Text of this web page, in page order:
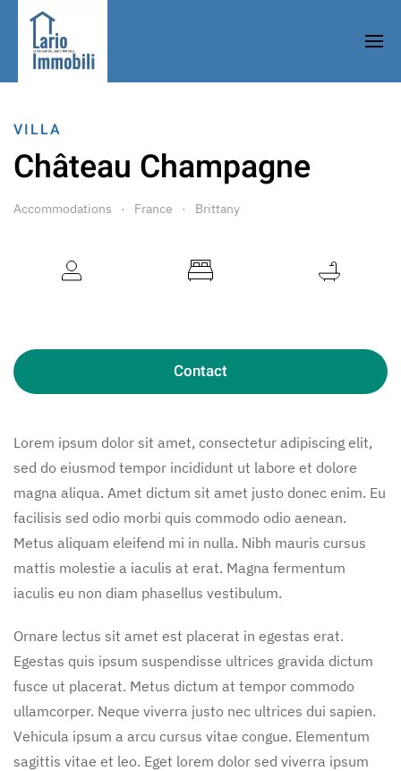
VILLA
Château Champagne
Accommodations France Brittany
Contact
Lorem ipsum dolor sit amet, consectetur adipiscing elit,
sed do eiusmod tempor incididunt ut labore et dolore
magna aliqua. Amet dictum sit amet justo donec enim. Eu
facilisis sed odio morbi quis commodo odio aenean.
Metus aliquam eleifend mi in nulla. Nibh mauris cursus
mattis molestie a iaculis at erat. Magna fermentum
iaculis eu non diam phasellus vestibulum.
Ornare lectus sit amet est placerat in egestas erat.
Egestas quis ipsum suspendisse ultrices gravida dictum
fusce ut placerat. Metus dictum at tempor commodo
ullamcorper. Neque viverra justo nec ultrices dui sapien.
Vehicula ipsum a arcu cursus vitae congue. Elementum
sagittis vitae et leo. Eget lorem dolor sed viverra ipsum